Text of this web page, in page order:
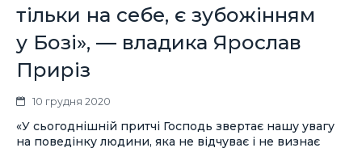
тільки на себе, є зубожінням
у Бозі», — владика Ярослав
Приріз
10 грудня 2020
«У сьогоднішній притчі Господь звертає нашу увагу
на поведінку людини, яка не відчуває і не визнає